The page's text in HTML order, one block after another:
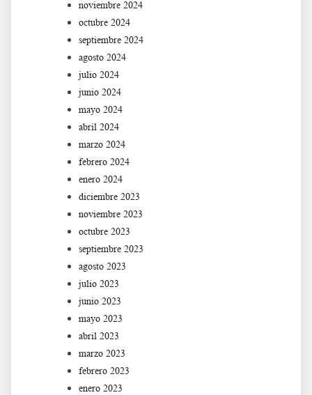
noviembre 2024
octubre 2024
septiembre 2024
agosto 2024
julio 2024
junio 2024
mayo 2024
abril 2024
marzo 2024
febrero 2024
enero 2024
diciembre 2023
noviembre 2023
octubre 2023
septiembre 2023
agosto 2023
julio 2023
junio 2023
mayo 2023
abril 2023
marzo 2023
febrero 2023
enero 2023